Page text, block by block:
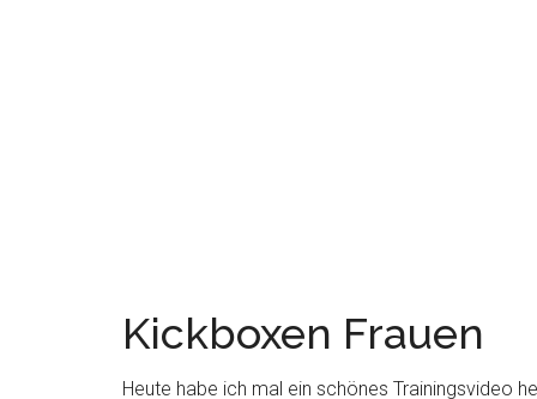
Kickboxen Frauen
Heute habe ich mal ein schönes Trainingsvideo